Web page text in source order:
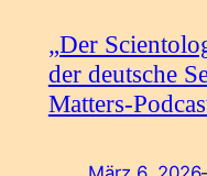
„Der
der deutsche
Matters-